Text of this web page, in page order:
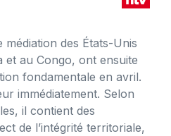
des États-Unis
et au Congo, ont ensuite
fondamentale en avril.
immédiatement. Selon
il contient des
de l’intégrité territoriale,